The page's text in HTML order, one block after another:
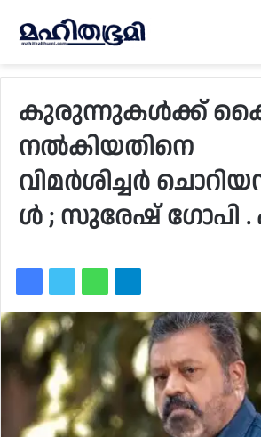
കുരുന്നുകള്‍ക്ക്
നൽകിയതിനെ
വിമർശിച്ചർ
ള്‍ ; സുരേഷ് ഗോപി .